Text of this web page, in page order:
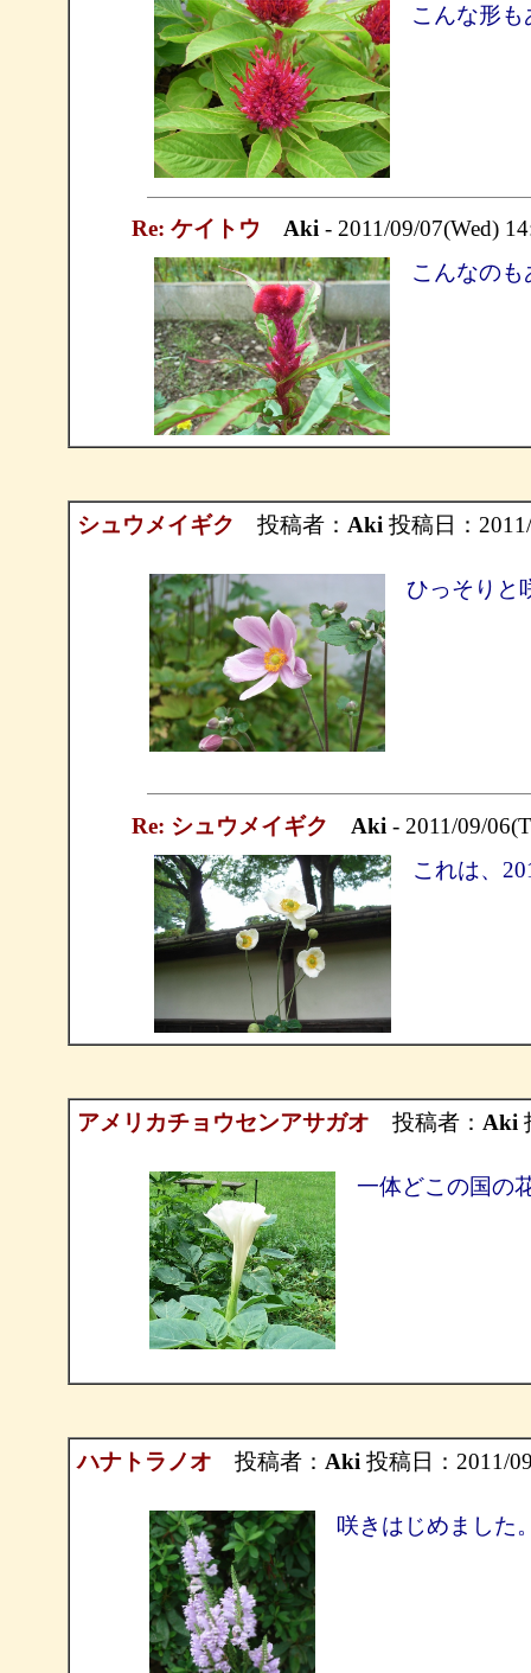
こんな形
Re: ケイトウ Aki- 2011/09/07(Wed)
こんなの
シュウメイギク 投稿者： Aki 投稿日：
ひっそりと
Re: シュウメイギク Aki - 2011/09/
これは、
アメリカチョウセンアサガオ 投稿者： Aki
一体どこの国の
ハナトラノオ 投稿者： Aki 投稿日：2011/
咲きはじめました